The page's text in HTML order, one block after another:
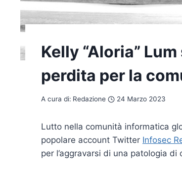
Kelly “Aloria”
perdita per la
A cura di: Redazione 24 Marzo 2023
Lutto nella comunità informatica
popolare account Twitter Infosec
per l’aggravarsi di una patologia